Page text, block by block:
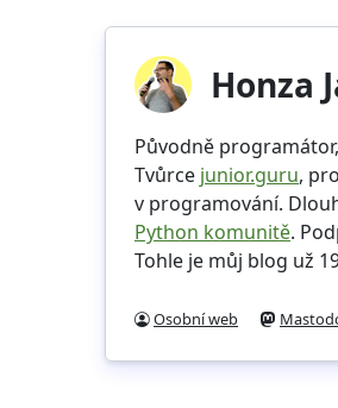
Honza
Původně
Tvůrce junior.guru,
v programování.
Python komunitě.
Tohle je můj blog už
Osobní web